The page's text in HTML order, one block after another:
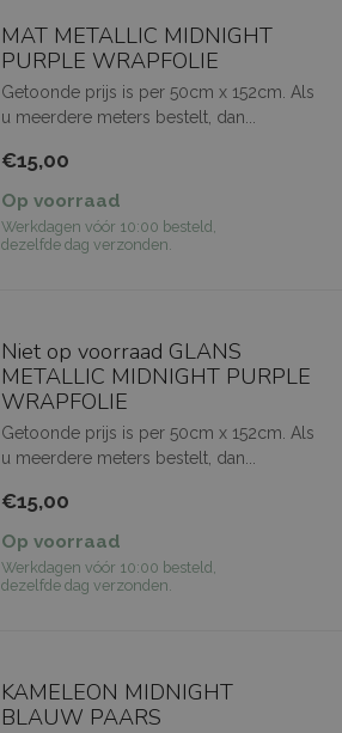
MAT METALLIC MIDNIGHT
PURPLE WRAPFOLIE
Getoonde prijs is per 50cm x 152cm. Als
u meerdere meters bestelt, dan...
€15,00
Op voorraad
Werkdagen vóór 10:00 besteld,
dezelfde dag verzonden.
Niet op voorraad GLANS
METALLIC MIDNIGHT PURPLE
WRAPFOLIE
Getoonde prijs is per 50cm x 152cm. Als
u meerdere meters bestelt, dan...
€15,00
Op voorraad
Werkdagen vóór 10:00 besteld,
dezelfde dag verzonden.
KAMELEON MIDNIGHT
BLAUW PAARS